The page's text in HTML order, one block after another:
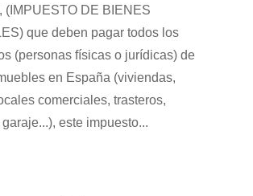
(IMPUESTO DE BIENES
que deben pagar todos los
(personas físicas o jurídicas) de
en España (viviendas,
comerciales, trasteros,
este impuesto...